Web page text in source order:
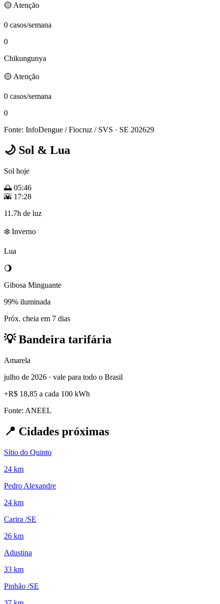
🟡 Atenção
0 casos/semana
0
Chikungunya
🟡 Atenção
0 casos/semana
0
Fonte: InfoDengue / Fiocruz / SVS · SE 202629
🌙 Sol & Lua
Sol hoje
🌅 05:46
🌇 17:28
11.7h de luz
❄️ Inverno
Lua
🌖
Gibosa Minguante
99% iluminada
Próx. cheia em 7 dias
💡Bandeira tarifária
Amarela
julho de 2026 · vale para todo o Brasil
+R$ 18,85 a cada 100 kWh
Fonte: ANEEL
📍 Cidades próximas
Sítio do Quinto
24 km
Pedro Alexandre
24 km
Carira /SE
26 km
Adustina
33 km
Pinhão /SE